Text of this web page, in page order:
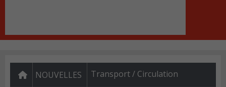
NOUVELLES Transport / Circulation